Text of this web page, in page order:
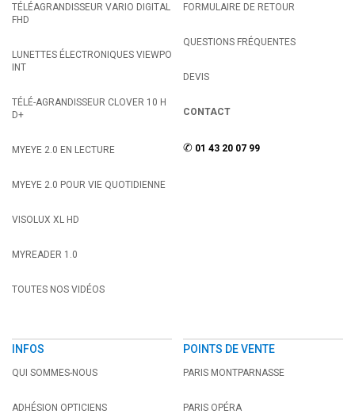
TÉLÉAGRANDISSEUR VARIO DIGITAL
FHD
LUNETTES ÉLECTRONIQUES VIEWPO
INT
TÉLÉ-AGRANDISSEUR CLOVER 10 H
D+
MYEYE 2.0 EN LECTURE
MYEYE 2.0 POUR VIE QUOTIDIENNE
VISOLUX XL HD
MYREADER 1.0
TOUTES NOS VIDÉOS
FORMULAIRE DE RETOUR
QUESTIONS FRÉQUENTES
DEVIS
CONTACT
✆ 01 43 20 07 99
INFOS
QUI SOMMES-NOUS
ADHÉSION OPTICIENS
POINTS DE VENTE
PARIS MONTPARNASSE
PARIS OPÉRA